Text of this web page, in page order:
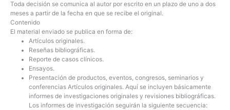
Toda decisión se comunica al autor por escrito en un plazo de uno a dos
meses a partir de la fecha en que se recibe el original.
Contenido
El material enviado se publica en forma de:
Artículos originales.
Reseñas bibliográficas.
Reporte de casos clínicos.
Ensayos.
Presentación de productos, eventos, congresos, seminarios y
conferencias Artículos originales.Aquí se incluyen básicamente
informes de investigaciones originales y revisiones bibliográficas.
Los informes de investigación seguirán la siguiente secuencia: